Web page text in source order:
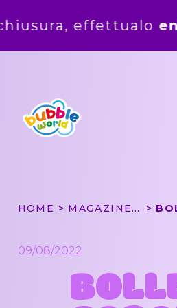
entrola
HOME MAGAZINE: OLTRE LE BOLLE
09/08/2022